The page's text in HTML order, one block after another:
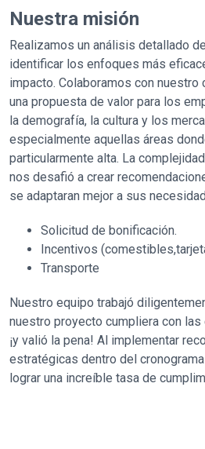
Nuestra misión
Realizamos un análisis detallado
identificar los enfoques más
impacto. Colaboramos con
una propuesta de valor para los
la demografía, la cultura y los
especialmente aquellas áreas
particularmente alta. La
nos desafió a crear
se adaptaran mejor a sus
Solicitud de bonificación.
Incentivos (comestibles
Transporte
Nuestro equipo trabajó
nuestro proyecto cumpliera con
¡y valió la pena! Al implementar
estratégicas dentro del
lograr una increíble tasa de